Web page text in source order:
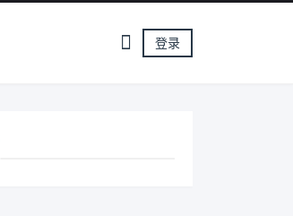
登录